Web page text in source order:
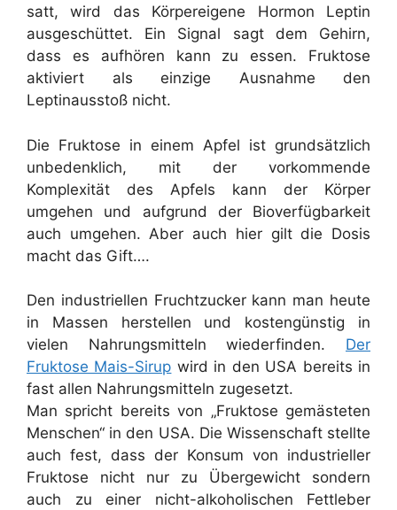
satt, wird das Körpereigene Hormon Leptin
ausgeschüttet. Ein Signal sagt dem Gehirn,
dass es aufhören kann zu essen. Fruktose
aktiviert als einzige Ausnahme den
Leptinausstoß nicht.
Die Fruktose in einem Apfel ist grundsätzlich
unbedenklich, mit der vorkommende
Komplexität des Apfels kann der Körper
umgehen und aufgrund der Bioverfügbarkeit
auch umgehen. Aber auch hier gilt die Dosis
macht das Gift….
Den industriellen Fruchtzucker kann man heute
in Massen herstellen und kostengünstig in
vielen Nahrungsmitteln wiederfinden. Der
Fruktose Mais-Sirup wird in den USA bereits in
fast allen Nahrungsmitteln zugesetzt.
Man spricht bereits von „Fruktose gemästeten
Menschen“ in den USA. Die Wissenschaft stellte
auch fest, dass der Konsum von industrieller
Fruktose nicht nur zu Übergewicht sondern
auch zu einer nicht-alkoholischen Fettleber